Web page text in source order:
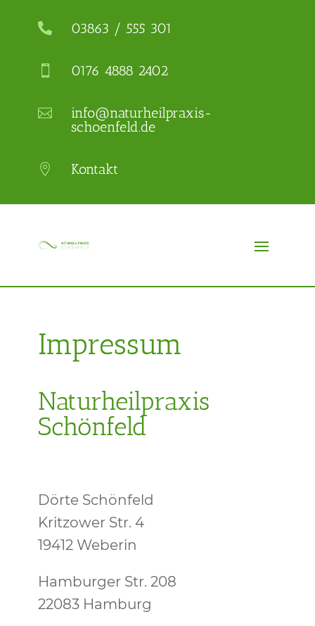
 03863 / 555 301
 0176 4888 2402

info@naturheilpraxis-
schoenfeld.de
 Kontakt
Impressum
Naturheilpraxis
Schönfeld
Dörte Schönfeld
Kritzower Str. 4
19412 Weberin
Hamburger Str. 208
22083 Hamburg